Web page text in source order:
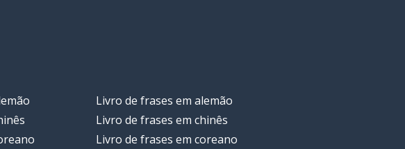
Livro de frases em alemão
Livro de frases em chinês
Livro de frases em coreano